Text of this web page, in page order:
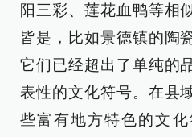
阳三彩、莲花血鸭等相
皆是，比如景德镇的陶
它们已经超出了单纯的
表性的文化符号。在县
些富有地方特色的文